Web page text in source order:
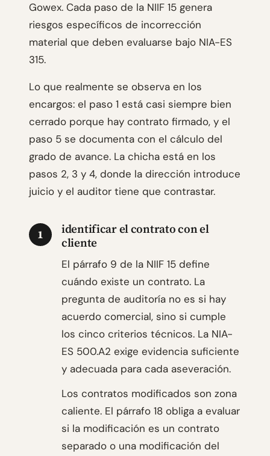
Gowex. Cada paso de la NIIF 15 genera
riesgos específicos de incorrección
material que deben evaluarse bajo NIA-ES
315.
Lo que realmente se observa en los
encargos: el paso 1 está casi siempre bien
cerrado porque hay contrato firmado, y el
paso 5 se documenta con el cálculo del
grado de avance. La chicha está en los
pasos 2, 3 y 4, donde la dirección introduce
juicio y el auditor tiene que contrastar.
1
identificar el contrato con el
cliente
El párrafo 9 de la NIIF 15 define
cuándo existe un contrato. La
pregunta de auditoría no es si hay
acuerdo comercial, sino si cumple
los cinco criterios técnicos. La NIA-
ES 500.A2 exige evidencia suficiente
y adecuada para cada aseveración.
Los contratos modificados son zona
caliente. El párrafo 18 obliga a evaluar
si la modificación es un contrato
separado o una modificación del